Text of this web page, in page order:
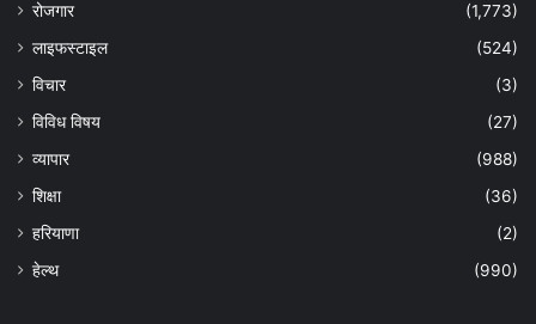
रोजगार
(1,773)
लाइफस्टाइल
(524)
विचार
(3)
विविध विषय
(27)
व्यापार
(988)
शिक्षा
(36)
हरियाणा
(2)
हेल्‍थ
(990)